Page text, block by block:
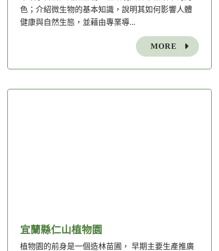
色；介紹微生物的基本知識，說明其如何影響人體
健康與自然生態，並藉由專業導...
MORE
宜蘭縣仁山植物園
植物園的前身是一個造林苗圃， 早期主要生產推廣